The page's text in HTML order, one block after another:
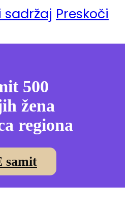
sadržaj Preskoči
500
žena
regiona
samit